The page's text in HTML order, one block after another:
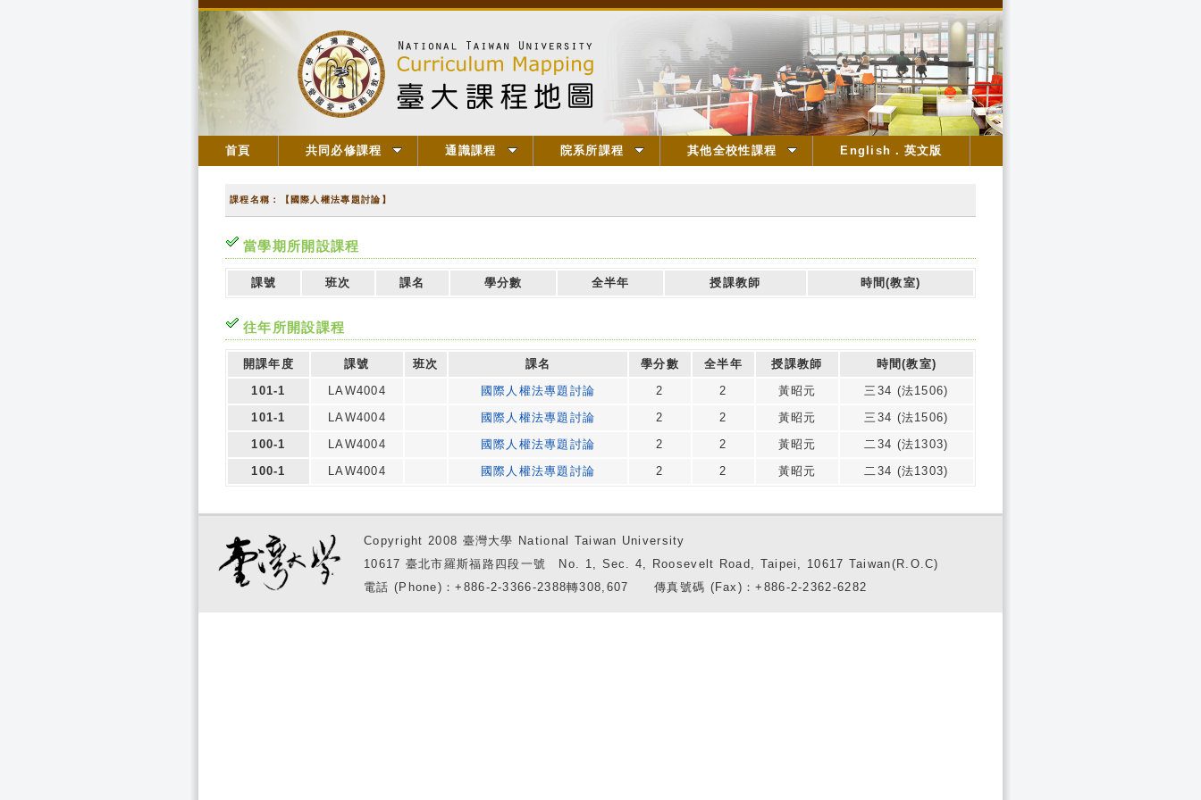
首頁 共同必修課程 通識課程 院系所課程 其他全校性課程 English．英文版
課程名稱：【國際人權法專題討論】
當學期所開設課程
課號 班次 課名 學分數 全半年 授課教師 時間(教室)
往年所開設課程
開課年度 課號 班次 課名 學分數 全半年 授課教師
時間(教室)
101-1
LAW4004 國際人權法專題討論 2 2 黃昭元
三34 (法1506)
101-1
LAW4004 國際人權法專題討論 2 2 黃昭元
三34 (法1506)
100-1
LAW4004 國際人權法專題討論 2 2 黃昭元
二34 (法1303)
100-1
LAW4004 國際人權法專題討論 2 2 黃昭元 二34 (法1303)
Copyright 2008 臺灣大學 National Taiwan University
10617 臺北市羅斯福路四段一號 No. 1, Sec. 4, Roosevelt Road, Taipei, 10617 Taiwan(R.O.C)
電話 (Phone)：+886-2-3366-2388轉308,607 傳真號碼 (Fax)：+886-2-2362-6282